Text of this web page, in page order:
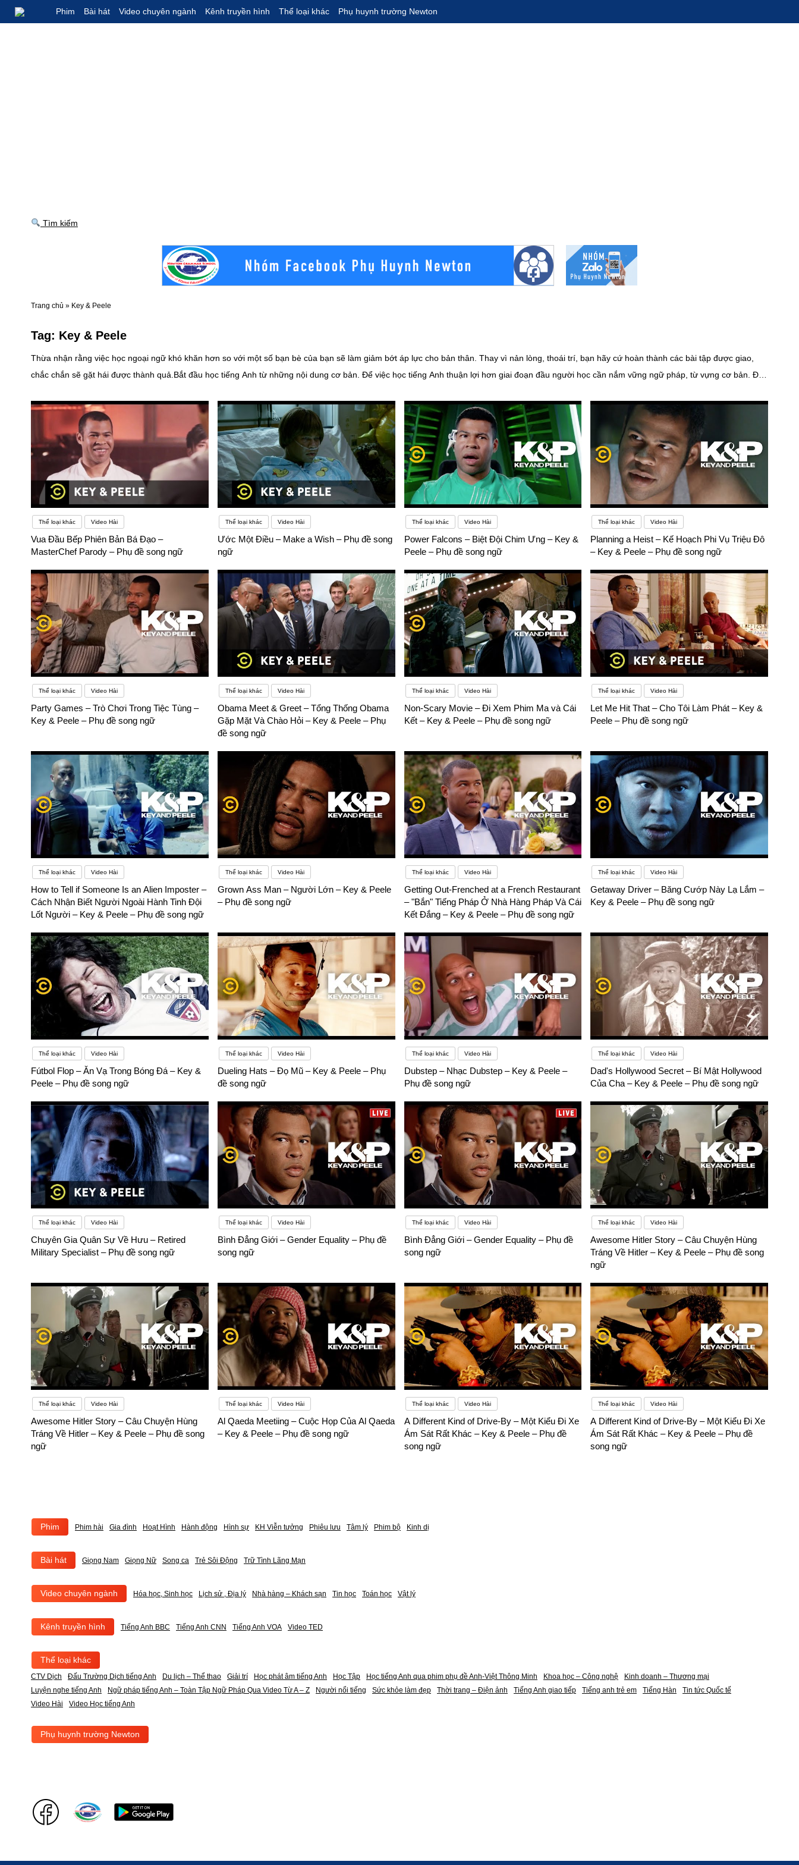
Phim Bài hát Video chuyên ngành Kênh truyền hình Thể loại khác Phụ huynh trường Newton
Tìm kiếm
Trang chủ » Key & Peele
Tag: Key & Peele
Thừa nhận rằng việc học ngoại ngữ khó khăn hơn so với một số bạn bè của bạn sẽ làm giảm bớt áp lực cho bản thân. Thay vì nản lòng, thoái trí, bạn hãy cứ hoàn thành các bài tập được giao,
chắc chắn sẽ gặt hái được thành quả.Bắt đầu học tiếng Anh từ những nội dung cơ bản. Để việc học tiếng Anh thuận lợi hơn giai đoạn đầu người học cần nắm vững ngữ pháp, từ vựng cơ bản. Đó
thông qua cách làm bài tập, giao tiếp tiếng Anh, viết blog bằng tiếng Anh… Đây cũng là một cách học để bạn nhớ lâu từ vựng, ngữ pháp và nắm vững cách sử dụng
Thể loại khác Video Hài
Vua Đầu Bếp Phiên Bản Bá Đạo –
MasterChef Parody – Phụ đề song ngữ
Thể loại khác Video Hài
Ước Một Điều – Make a Wish – Phụ đề song
ngữ
Thể loại khác Video Hài
Power Falcons – Biệt Đội Chim Ưng – Key &
Peele – Phụ đề song ngữ
Thể loại khác Video Hài
Planning a Heist – Kế Hoạch Phi Vụ Triệu Đô
– Key & Peele – Phụ đề song ngữ
Thể loại khác Video Hài
Party Games – Trò Chơi Trong Tiệc Tùng –
Key & Peele – Phụ đề song ngữ
Thể loại khác Video Hài
Obama Meet & Greet – Tổng Thống Obama
Gặp Mặt Và Chào Hỏi – Key & Peele – Phụ
đề song ngữ
Thể loại khác Video Hài
Non-Scary Movie – Đi Xem Phim Ma và Cái
Kết – Key & Peele – Phụ đề song ngữ
Thể loại khác Video Hài
Let Me Hit That – Cho Tôi Làm Phát – Key &
Peele – Phụ đề song ngữ
Thể loại khác Video Hài
How to Tell if Someone Is an Alien Imposter –
Cách Nhận Biết Người Ngoài Hành Tinh Đội
Lốt Người – Key & Peele – Phụ đề song ngữ
Thể loại khác Video Hài
Grown Ass Man – Người Lớn – Key & Peele
– Phụ đề song ngữ
Thể loại khác Video Hài
Getting Out-Frenched at a French Restaurant
– "Bắn" Tiếng Pháp Ở Nhà Hàng Pháp Và Cái
Kết Đắng – Key & Peele – Phụ đề song ngữ
Thể loại khác Video Hài
Getaway Driver – Băng Cướp Này Lạ Lắm –
Key & Peele – Phụ đề song ngữ
Thể loại khác Video Hài
Fútbol Flop – Ăn Vạ Trong Bóng Đá – Key &
Peele – Phụ đề song ngữ
Thể loại khác Video Hài
Dueling Hats – Đọ Mũ – Key & Peele – Phụ
đề song ngữ
Thể loại khác Video Hài
Dubstep – Nhạc Dubstep – Key & Peele –
Phụ đề song ngữ
Thể loại khác Video Hài
Dad's Hollywood Secret – Bí Mật Hollywood
Của Cha – Key & Peele – Phụ đề song ngữ
Thể loại khác Video Hài
Chuyên Gia Quân Sự Về Hưu – Retired
Military Specialist – Phụ đề song ngữ
Thể loại khác Video Hài
Bình Đẳng Giới – Gender Equality – Phụ đề
song ngữ
Thể loại khác Video Hài
Bình Đẳng Giới – Gender Equality – Phụ đề
song ngữ
Thể loại khác Video Hài
Awesome Hitler Story – Câu Chuyện Hùng
Tráng Về Hitler – Key & Peele – Phụ đề song
ngữ
Thể loại khác Video Hài
Awesome Hitler Story – Câu Chuyện Hùng
Tráng Về Hitler – Key & Peele – Phụ đề song
ngữ
Thể loại khác Video Hài
Al Qaeda Meetiing – Cuộc Họp Của Al Qaeda
– Key & Peele – Phụ đề song ngữ
Thể loại khác Video Hài
A Different Kind of Drive-By – Một Kiểu Đi Xe
Ám Sát Rất Khác – Key & Peele – Phụ đề
song ngữ
Thể loại khác Video Hài
A Different Kind of Drive-By – Một Kiểu Đi Xe
Ám Sát Rất Khác – Key & Peele – Phụ đề
song ngữ
Phim Phim hài Gia đình Hoạt Hình Hành động Hình sự KH Viễn tưởng Phiêu lưu Tâm lý Phim bộ Kinh dị
Bài hát Giọng Nam Giọng Nữ Song ca Trẻ Sôi Động Trữ Tình Lãng Mạn
Video chuyên ngành Hóa học, Sinh học Lịch sử , Địa lý Nhà hàng – Khách sạn Tin học Toán học Vật lý
Kênh truyền hình Tiếng Anh BBC Tiếng Anh CNN Tiếng Anh VOA Video TED
Thể loại khác
CTV Dịch Đấu Trường Dịch tiếng Anh Du lịch – Thể thao Giải trí Học phát âm tiếng Anh Học Tập Học tiếng Anh qua phim phụ đề Anh-Việt Thông Minh Khoa học – Công nghệ
Kinh doanh – Thương mại
Luyện nghe tiếng Anh
Ngữ pháp tiếng Anh – Toàn Tập Ngữ Pháp Qua Video Từ A – Z Người nổi tiếng Sức khỏe làm đẹp Thời trang – Điện ảnh Tiếng Anh giao tiếp Tiếng anh trẻ em Tiếng Hàn
Tin tức Quốc tế
Video Hài
Video Học tiếng Anh
Phụ huynh trường Newton